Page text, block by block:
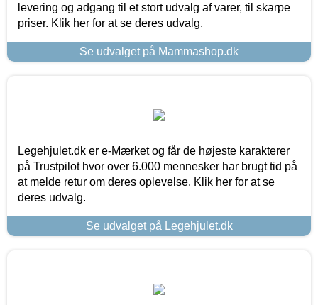
levering og adgang til et stort udvalg af varer, til skarpe
priser. Klik her for at se deres udvalg.
Se udvalget på Mammashop.dk
Legehjulet.dk er e-Mærket og får de højeste karakterer
på Trustpilot hvor over 6.000 mennesker har brugt tid på
at melde retur om deres oplevelse. Klik her for at se
deres udvalg.
Se udvalget på Legehjulet.dk